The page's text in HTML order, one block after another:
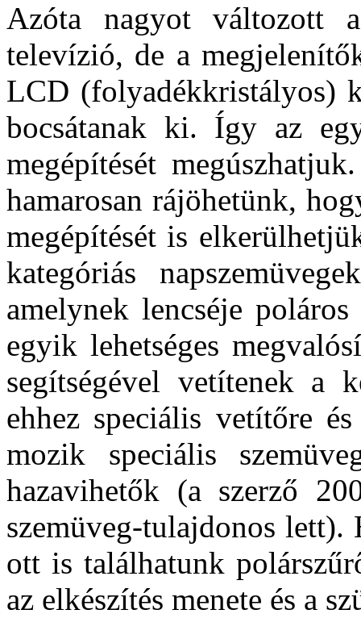
Azóta nagyot változott
televízió, de a
LCD (folyadékkristályos)
bocsátanak ki. Így az
megépítését
hamarosan rájöhetünk,
megépítését is
kategóriás
amelynek lencséje
egyik lehetséges
segítségével vetítenek a
ehhez speciális vetítőre
mozik speciális
hazavihetők (a szerző
szemüveg-tulajdonos lett).
ott is találhatunk
az elkészítés menete és a